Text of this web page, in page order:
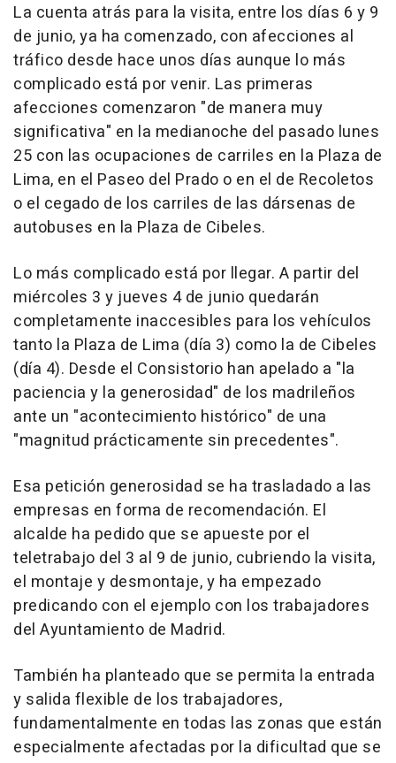
La cuenta atrás para la visita, entre los días 6 y 9
de junio, ya ha comenzado, con afecciones al
tráfico desde hace unos días aunque lo más
complicado está por venir. Las primeras
afecciones comenzaron "de manera muy
significativa" en la medianoche del pasado lunes
25 con las ocupaciones de carriles en la Plaza de
Lima, en el Paseo del Prado o en el de Recoletos
o el cegado de los carriles de las dársenas de
autobuses en la Plaza de Cibeles.
Lo más complicado está por llegar. A partir del
miércoles 3 y jueves 4 de junio quedarán
completamente inaccesibles para los vehículos
tanto la Plaza de Lima (día 3) como la de Cibeles
(día 4). Desde el Consistorio han apelado a "la
paciencia y la generosidad" de los madrileños
ante un "acontecimiento histórico" de una
"magnitud prácticamente sin precedentes".
Esa petición generosidad se ha trasladado a las
empresas en forma de recomendación. El
alcalde ha pedido que se apueste por el
teletrabajo del 3 al 9 de junio, cubriendo la visita,
el montaje y desmontaje, y ha empezado
predicando con el ejemplo con los trabajadores
del Ayuntamiento de Madrid.
También ha planteado que se permita la entrada
y salida flexible de los trabajadores,
fundamentalmente en todas las zonas que están
especialmente afectadas por la dificultad que se